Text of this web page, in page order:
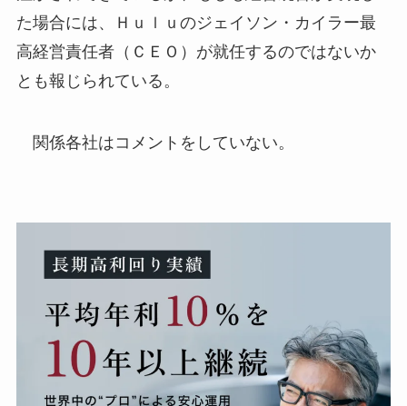
た場合には、Ｈｕｌｕのジェイソン・カイラー最
高経営責任者（ＣＥＯ）が就任するのではないか
とも報じられている。
関係各社はコメントをしていない。